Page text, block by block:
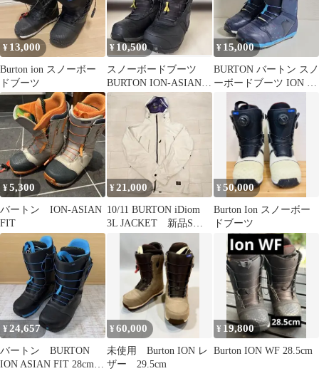
¥ 13,000
Burton ion スノーボー
ドブーツ
¥ 10,500
スノーボードブーツ
BURTON ION-ASIAN
FIT 28cm バートン
¥ 15,000
BURTON バートン スノ
ーボードブーツ ION ア
¥5,300
バートン ION-ASIAN
FIT
¥21,000
10/11 BURTON iDiom
3L JACKET 新品Sサ
¥50,000
Burton Ion スノーボー
ドブーツ
¥24,657
バートン BURTON
ION ASIAN FIT 28cm
¥60,000
未使用 Burton ION レ
ザー 29.5cm
¥ 19,800
Burton ION WF 28.5cm